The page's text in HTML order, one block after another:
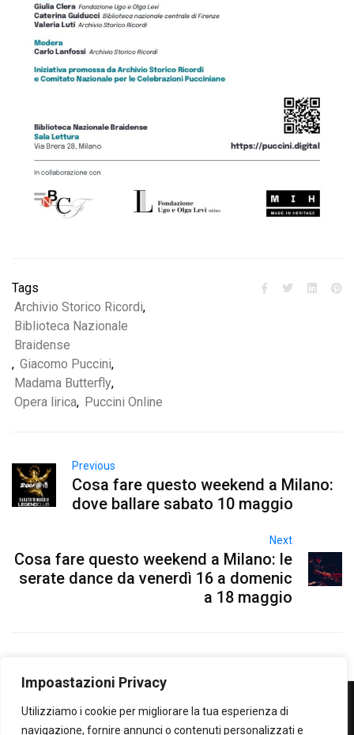
Impoastazioni Privacy
Utilizziamo i cookie per migliorare la tua esperienza di
navigazione, fornire annunci o contenuti personalizzati e
Tags
Archivio Storico Ricordi,
Biblioteca Nazionale
Braidense
, Giacomo Puccini,
Madama Butterfly,
Opera lirica, Puccini Online
Previous
Cosa fare questo weekend a Milano:
dove ballare sabato 10 maggio
Next
Cosa fare questo weekend a Milano: le
serate dance da venerdì 16 a domenic
a 18 maggio
WOWOWOW